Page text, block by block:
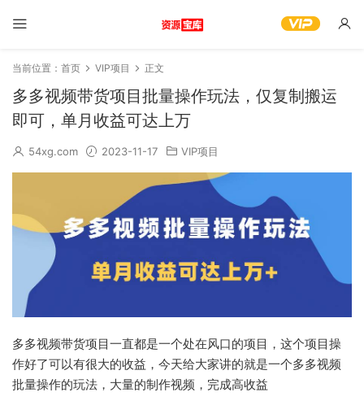
当前位置： 首页 VIP项目 正文
多多视频带货项目批量操作玩法，仅复制搬运
即可，单月收益可达上万
54xg.com 2023-11-17 VIP项目
多多视频带货项目一直都是一个处在风口的项目，这个项目操
作好了可以有很大的收益，今天给大家讲的就是一个多多视频
批量操作的玩法，大量的制作视频，完成高收益